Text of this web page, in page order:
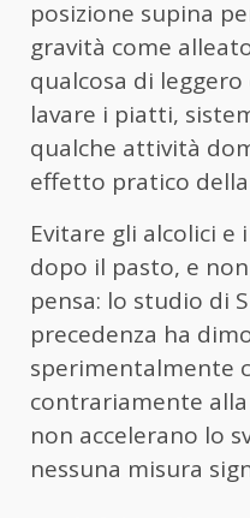
posizione supina
gravità come
qualcosa di
lavare i piatti,
qualche attività
effetto pratico
Evitare gli alcolici e
dopo il pasto, e
pensa: lo studio di
precedenza ha
sperimentalmente
contrariamente
non accelerano lo
nessuna misura